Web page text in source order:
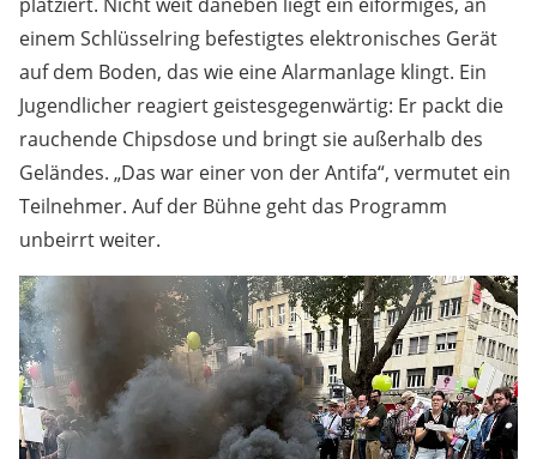
einem Schlüsselring befestigtes elektronisches Gerät
auf dem Boden, das wie eine Alarmanlage klingt. Ein
Jugendlicher reagiert geistesgegenwärtig: Er packt die
rauchende Chipsdose und bringt sie außerhalb des
Geländes. „Das war einer von der Antifa“, vermutet ein
Teilnehmer. Auf der Bühne geht das Programm
unbeirrt weiter.